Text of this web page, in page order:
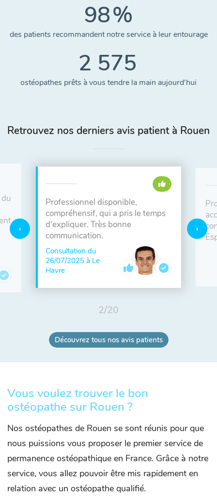
98%
des patients recommandent notre service à leur entourage
2 575
ostéopathes prêts à vous tendre la main aujourd'hui
Retrouvez nos derniers avis patient à Rouen
Professionnel disponible,
compréhensif, qui a pris le temps
d'expliquer. Très bonne
communication.
Consultation du
26/07/2025 à Le
Havre
2/20
Découvrez tous nos avis patients
Vous voulez trouver le bon
ostéopathe sur Rouen ?
Nos ostéopathes de Rouen se sont réunis pour que
nous puissions vous proposer le premier service de
permanence ostéopathique en France. Grâce à notre
service, vous allez pouvoir être mis rapidement en
relation avec un ostéopathe qualifié.